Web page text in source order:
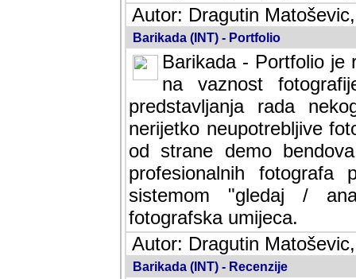
Autor: Dragutin
Barikada (INT) - Portfolio
Barikada - Portfolio je
na vaznost
predstavljanja rada
nerijetko neupotrebljive
od strane demo
profesionalnih fotografa
sistemom "gledaj /
fotografska umijeca.
Autor: Dragutin
Barikada (INT) - Recenzije